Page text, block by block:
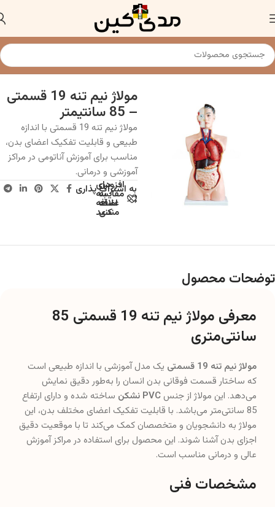
خانه مولاژ و مانکن پزشکی
مولاژ نیم تنه 19 قسمتی
– 85 سانتیمتر
مولاژ نیم تنه 19 قسمتی با اندازه
طبیعی و قابلیت تفکیک اعضای بدن،
مناسب برای آموزش آناتومی در مراکز
آموزشی و درمانی.
برای
مقایسه
اضافه
کنید
افزودن
به
علاقه
مندی
به اشتراک پذاری
توضحات محصول
معرفی مولاژ نیم تنه 19 قسمتی 85
سانتی‌متری
مولاژ نیم تنه 19 قسمتی
یک مدل آموزشی با اندازه طبیعی است
که ساختار قسمت فوقانی بدن انسان را به‌طور دقیق نمایش
می‌دهد. این مولاژ از جنسPVC نشکن
ساخته شده و دارای ارتفاع
85 سانتی‌متر می‌باشد. با قابلیت تفکیک اعضای مختلف بدن، این
مولاژ به دانشجویان و متخصصان کمک می‌کند تا با موقعیت دقیق
اجزای بدن آشنا شوند. این محصول برای استفاده در مراکز آموزش
عالی و درمانی مناسب است.
مشخصات فنی